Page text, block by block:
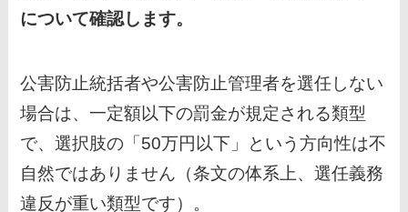
について確認します。
公害防止統括者や公害防止管理者を選任しない
場合は、一定額以下の罰金が規定される類型
で、選択肢の「50万円以下」という方向性は不
自然ではありません（条文の体系上、選任義務
違反が重い類型です）。